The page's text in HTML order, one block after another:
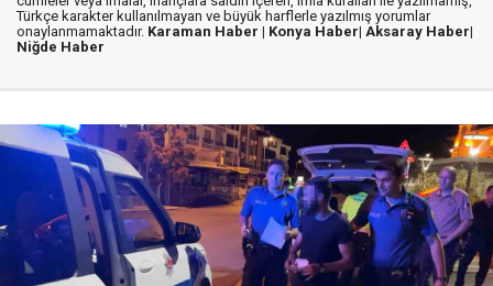
Türkçe karakter kullanılmayan ve büyük harflerle yazılmış yorumlar
onaylanmamaktadır. Karaman Haber | Konya Haber| Aksaray Haber|
Niğde Haber